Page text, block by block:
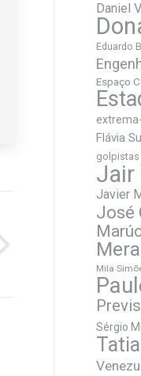
Daniel
Eduardo
Espaço
Flávia
golpistas
Jair
Javier
José
Mila
Sérgio